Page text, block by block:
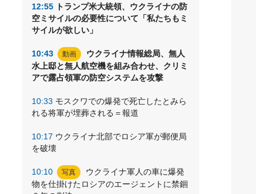
12:55 トランプ米大統領、ウクライナの防
空ミサイルの必要性について「私たちもミ
サイルが欲しい」
10:43 動画
ウクライナ情報総局、無人
水上邸と無人航空機を組み合わせ、クリミ
アで露占領軍の防空システムを攻撃
10:33 モスクワでの爆発で死亡したとみら
れる将軍が埋葬される＝報道
10:17 ウクライナ北部でロシア軍が郵便局
を破壊
10:10 写真
ウクライナ軍人の車に爆発
物を仕掛けたロシアのエージェントに禁錮